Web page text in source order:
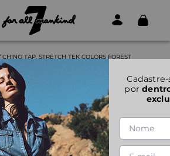
TAP. STRETCH TEK COLORS FOREST
STRETCH TEK COLORS FOREST
31 33 34 36 38 40
por